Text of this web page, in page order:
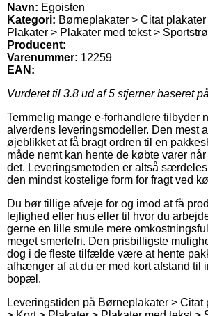
Navn: Egoisten
Kategori: Børneplakater > Citat
Plakater > Plakater med tekst >
Producent:
Varenummer: 12259
EAN:
Vurderet til 3.8 ud af 5 stjerner baseret på
Temmelig mange e-forhandlere tilbyder
alverdens leveringsmodeller. Den mest
øjeblikket at få bragt ordren til en
måde nemt kan hente de købte varer
det. Leveringsmetoden er altså
den mindst kostelige form for fragt ved
Du bør tillige afveje for og imod at få
lejlighed eller hus eller til hvor du
gerne en lille smule mere
meget smertefri. Den prisbilligste
dog i de fleste tilfælde være at hente
afhænger af at du er med kort afstand til
bopæl.
Leveringstiden på Børneplakater > Citat